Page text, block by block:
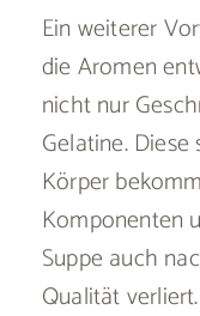
Ein weiterer
die Aromen
nicht nur
Gelatine.
Körper
Komponenten
Suppe auch
Qualität verliert.